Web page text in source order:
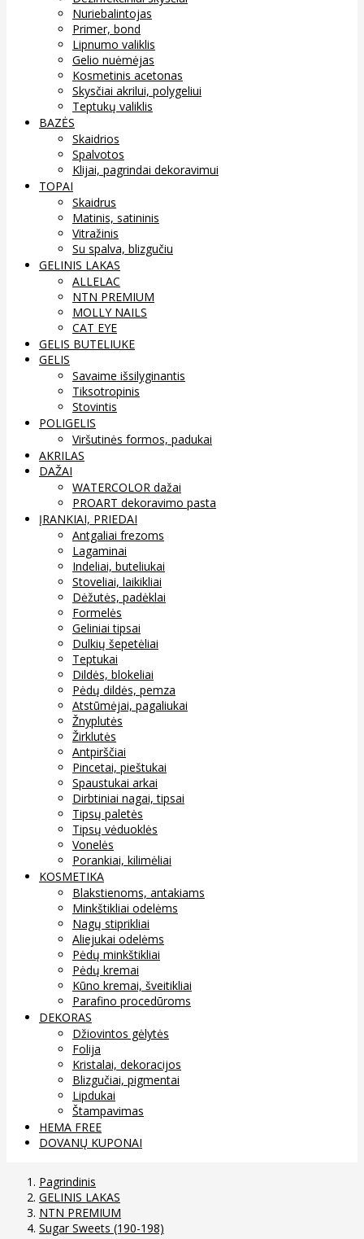
Nuriebalintojas
Primer, bond
Lipnumo valiklis
Gelio nuėmėjas
Kosmetinis acetonas
Skysčiai akrilui, polygeliui
Teptukų valiklis
BAZĖS
Skaidrios
Spalvotos
Klijai, pagrindai dekoravimui
TOPAI
Skaidrus
Matinis, satininis
Vitražinis
Su spalva, blizgučiu
GELINIS LAKAS
ALLELAC
NTN PREMIUM
MOLLY NAILS
CAT EYE
GELIS BUTELIUKE
GELIS
Savaime išsilyginantis
Tiksotropinis
Stovintis
POLIGELIS
Viršutinės formos, padukai
AKRILAS
DAŽAI
WATERCOLOR dažai
PROART dekoravimo pasta
ĮRANKIAI, PRIEDAI
Antgaliai frezoms
Lagaminai
Indeliai, buteliukai
Stoveliai, laikikliai
Dėžutės, padėklai
Formelės
Geliniai tipsai
Dulkių šepetėliai
Teptukai
Dildės, blokeliai
Pėdų dildės, pemza
Atstūmėjai, pagaliukai
Žnyplutės
Žirklutės
Antpirščiai
Pincetai, pieštukai
Spaustukai arkai
Dirbtiniai nagai, tipsai
Tipsų paletės
Tipsų vėduoklės
Vonelės
Porankiai, kilimėliai
KOSMETIKA
Blakstienoms, antakiams
Minkštikliai odelėms
Nagų stiprikliai
Aliejukai odelėms
Pėdų minkštikliai
Pėdų kremai
Kūno kremai, šveitikliai
Parafino procedūroms
DEKORAS
Džiovintos gėlytės
Folija
Kristalai, dekoracijos
Blizgučiai, pigmentai
Lipdukai
Štampavimas
HEMA FREE
DOVANŲ KUPONAI
Pagrindinis
GELINIS LAKAS
NTN PREMIUM
Sugar Sweets (190-198)